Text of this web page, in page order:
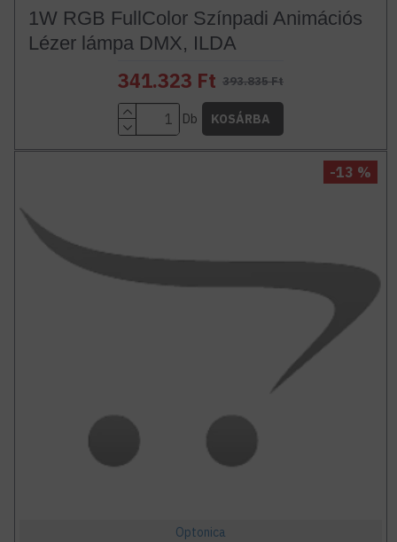
1W RGB FullColor Színpadi Animációs
Lézer lámpa DMX, ILDA
341.323 Ft 393.835 Ft
Db KOSÁRBA
-13 %
Optonica